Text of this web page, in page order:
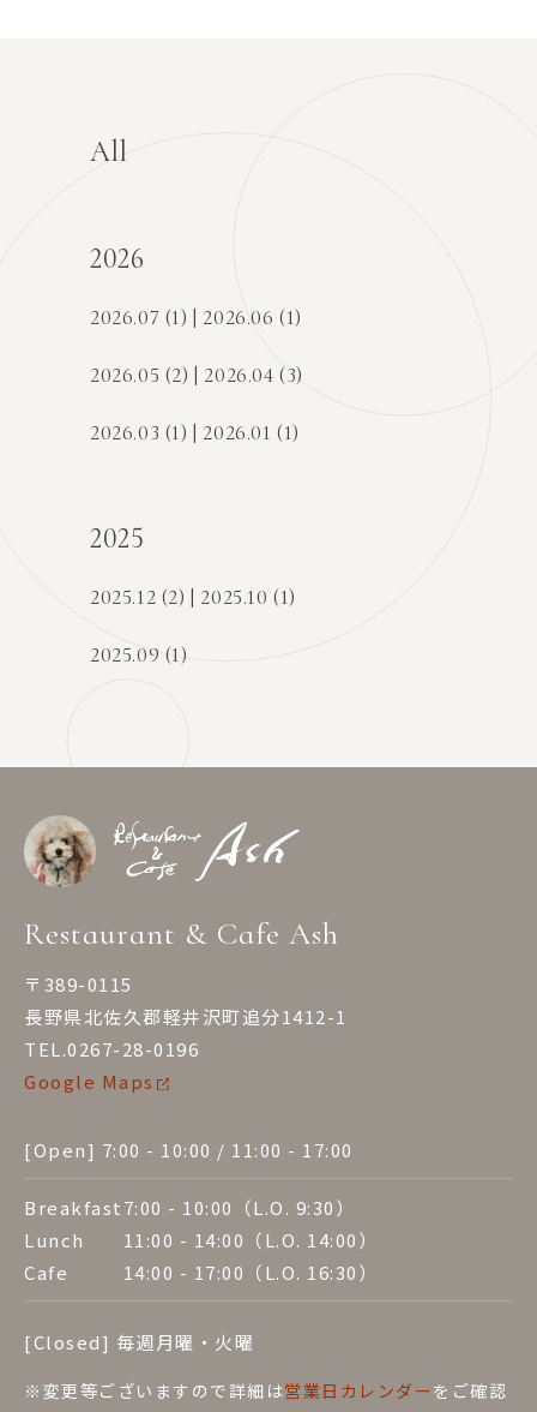
All
2026
2026.07 (1) 2026.06 (1)
2026.05 (2) 2026.04 (3)
2026.03 (1) 2026.01 (1)
2025
2025.12 (2) 2025.10 (1)
2025.09 (1)
Restaurant & Cafe Ash
〒389-0115
長野県北佐久郡軽井沢町追分1412-1
TEL.0267-28-0196
Google Maps
[Open] 7:00 - 10:00 / 11:00 - 17:00
Breakfast7:00 - 10:00
（L.O. 9:30）
Lunch
11:00 - 14:00 （L.O. 14:00）
Cafe
14:00 - 17:00 （L.O. 16:30）
[Closed] 毎週月曜・火曜
※変更等ございますので詳細は営業⽇カレンダー をご確認